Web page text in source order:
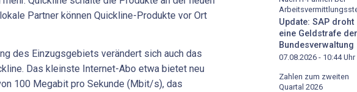
Partner können Quickline-Produkte vor Ort
des Einzugsgebiets verändert sich auch das
Das kleinste Internet-Abo etwa bietet neu
100 Megabit pro Sekunde (Mbit/s), das
Update: SAP droht
eine Geldstrafe der
Bundesverwaltung
07.08.2026 - 10:44Uhr
Zahlen zum zweiten
Quartal 2026